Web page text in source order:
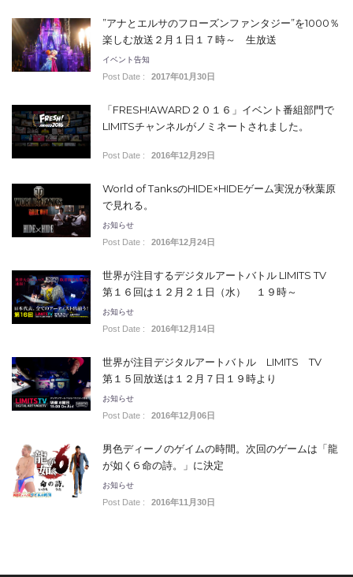
”アナとエルサのフローズンファンタジー”を1000％
楽しむ放送２月１日１７時～ 生放送
イベント告知
Post Date : 2017年01月30日
「FRESH!AWARD２０１６」イベント番組部門で
LIMITSチャンネルがノミネートされました。
Post Date : 2016年12月29日
World of TanksのHIDE×HIDEゲーム実況が秋葉原
で見れる。
お知らせ
Post Date : 2016年12月24日
世界が注目するデジタルアートバトル LIMITS TV
第１６回は１２月２１日（水） １９時～
お知らせ
Post Date : 2016年12月14日
世界が注目デジタルアートバトル LIMITS TV
第１５回放送は１２月７日１９時より
お知らせ
Post Date : 2016年12月06日
男色ディーノのゲイムの時間。次回のゲームは「龍
が如く6 命の詩。」に決定
お知らせ
Post Date : 2016年11月30日